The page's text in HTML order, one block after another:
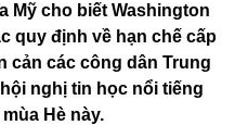
Mỹ cho biết Washington
quy định về hạn chế cấp
cản các công dân Trung
nghị tin học nổi tiếng
Hè này.